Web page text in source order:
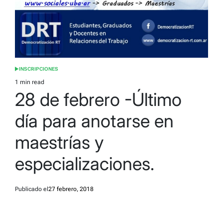
POSTED
IN
INSCRIPCIONES
Estimated
read
time
1 min read
28 de febrero -Último
día para anotarse en
maestrías y
especializaciones.
Publicado el 27 febrero, 2018